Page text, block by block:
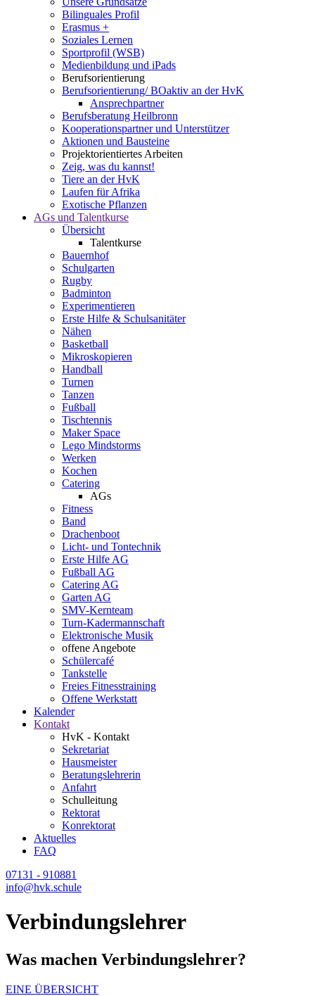
Bilinguales Profil
Erasmus +
Soziales Lernen
Sportprofil (WSB)
Medienbildung und iPads
Berufsorientierung
Berufsorientierung/ BOaktiv an der HvK
Ansprechpartner
Berufsberatung Heilbronn
Kooperationspartner und Unterstützer
Aktionen und Bausteine
Projektorientiertes Arbeiten
Zeig, was du kannst!
Tiere an der HvK
Laufen für Afrika
Exotische Pflanzen
AGs und Talentkurse
Übersicht
Talentkurse
Bauernhof
Schulgarten
Rugby
Badminton
Experimentieren
Erste Hilfe & Schulsanitäter
Nähen
Basketball
Mikroskopieren
Handball
Turnen
Tanzen
Fußball
Tischtennis
Maker Space
Lego Mindstorms
Werken
Kochen
Catering
AGs
Fitness
Band
Drachenboot
Licht- und Tontechnik
Erste Hilfe AG
Fußball AG
Catering AG
Garten AG
SMV-Kernteam
Turn-Kadermannschaft
Elektronische Musik
offene Angebote
Schülercafé
Tankstelle
Freies Fitnesstraining
Offene Werkstatt
Kalender
Kontakt
HvK - Kontakt
Sekretariat
Hausmeister
Beratungslehrerin
Anfahrt
Schulleitung
Rektorat
Konrektorat
Aktuelles
FAQ
07131 - 910881
info@hvk.schule
Verbindungslehrer
Was machen Verbindungslehrer?
EINE ÜBERSICHT